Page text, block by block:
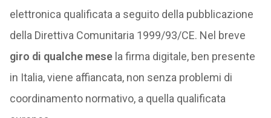
elettronica qualificata a seguito della pubblicazione
della Direttiva Comunitaria 1999/93/CE. Nel breve
giro di qualche mesela firma digitale, ben presente
in Italia, viene affiancata, non senza problemi di
coordinamento normativo, a quella qualificata